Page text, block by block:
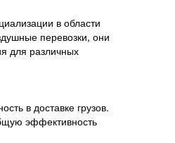
в области
перевозки, они
для различных
в доставке грузов.
эффективность